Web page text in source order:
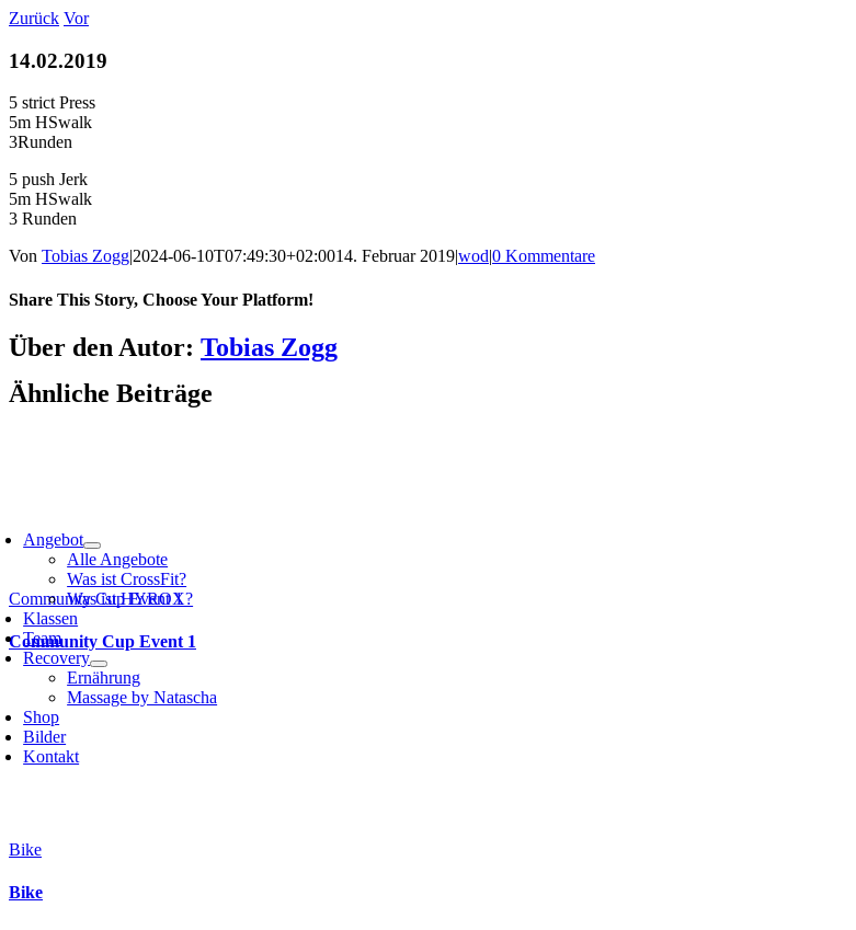
Zum
springen
Angebot
Alle Angebote
Was ist CrossFit?
Was ist HYROX?
Klassen
Team
Recovery
Ernährung
Massage by Natascha
Shop
Bilder
Kontakt
Zurück Vor
14.02.2019
5 strict Press
5m HSwalk
3Runden
5 push Jerk
5m HSwalk
3 Runden
Von Tobias Zogg|2024-06-10T07:49:30+02:0014. Februar 2019|wod|0 Kommentare
Share This Story, Choose Your Platform!
Facebook
LinkedIn
WhatsApp
Telegram
Tumblr
Pinterest
Vk
Xing
E-
Mail
Über den Autor: Tobias Zogg
Ähnliche Beiträge
Community Cup Event 1
Community Cup Event 1
Bike
Bike